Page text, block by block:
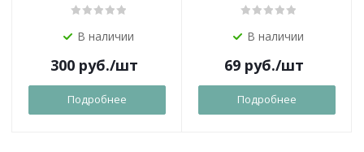
В наличии
300 руб./шт
Подробнее
В наличии
69 руб./шт
Подробнее